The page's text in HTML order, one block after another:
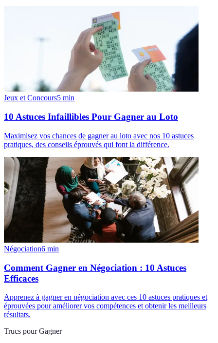
Jeux et Concours5 min
10 Astuces Infaillibles Pour Gagner au Loto
Maximisez vos chances de gagner au loto avec nos 10 astuces
pratiques, des conseils éprouvés qui font la différence.
Négociation6 min
Comment Gagner en Négociation : 10 Astuces
Efficaces
Apprenez à gagner en négociation avec ces 10 astuces pratiques et
éprouvées pour améliorer vos compétences et obtenir les meilleurs
résultats.
Trucs pour Gagner